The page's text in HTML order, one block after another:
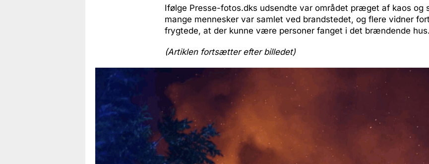
Ifølge Presse-fotos.dks udsendte var området præget af kaos og
mange mennesker var samlet ved brandstedet, og flere vidner
frygtede, at der kunne være personer fanget i det brændende hus.
(Artiklen fortsætter efter billedet)